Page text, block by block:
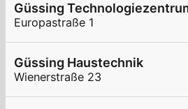
Güssing
Europastraße 1
Güssing Haustechnik
Wienerstraße 23